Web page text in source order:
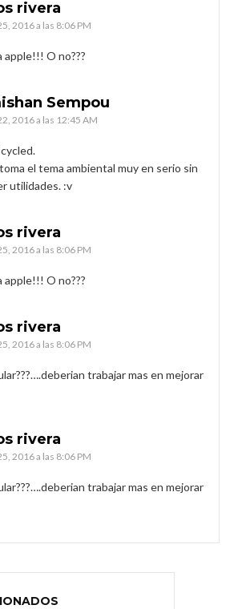
rivera
2016 a las 8:06 PM
O no???
Sempou
2016 a las 12:45 AM
el tema ambiental muy en serio sin
utilidades. :v
rivera
2016 a las 8:06 PM
O no???
rivera
2016 a las 8:06 PM
trabajar mas en mejorar
rivera
2016 a las 8:06 PM
trabajar mas en mejorar